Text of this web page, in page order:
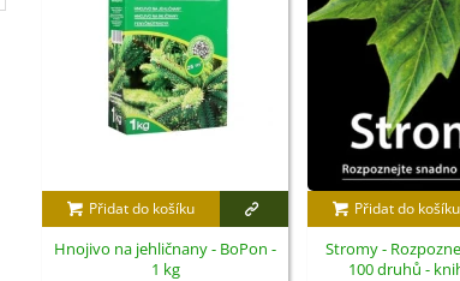
Přidat do košíku
Hnojivo na jehličnany - BoPon -
1 kg
Přidat do košíku
Stromy -
100 druhů -